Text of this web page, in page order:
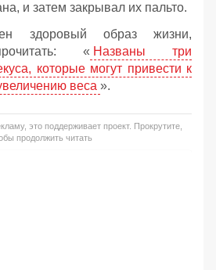
и затем закрывал их пальто.
здоровый образ жизни,
« Названы три
которые могут привести к
веса ».
это поддерживает проект. Прокрутите,
продолжить читать